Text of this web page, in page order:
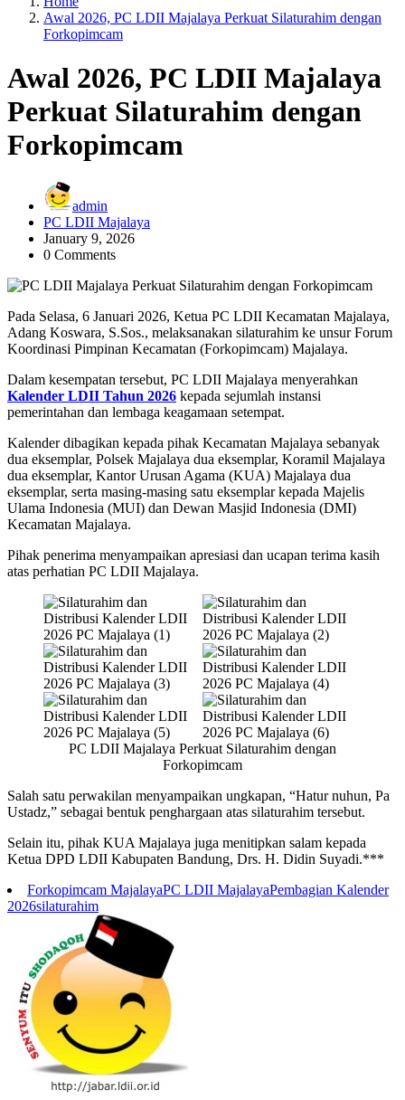
Awal 2026, PC LDII Majalaya Perkuat Silaturahim dengan
Forkopimcam
Awal 2026, PC LDII Majalaya
Perkuat Silaturahim dengan
Forkopimcam
admin
PC LDII Majalaya
January 9, 2026
0 Comments
Pada Selasa, 6 Januari 2026, Ketua PC LDII Kecamatan Majalaya,
Adang Koswara, S.Sos., melaksanakan silaturahim ke unsur Forum
Koordinasi Pimpinan Kecamatan (Forkopimcam) Majalaya.
Dalam kesempatan tersebut, PC LDII Majalaya menyerahkan
Kalender LDII Tahun 2026 kepada sejumlah instansi
pemerintahan dan lembaga keagamaan setempat.
Kalender dibagikan kepada pihak Kecamatan Majalaya sebanyak
dua eksemplar, Polsek Majalaya dua eksemplar, Koramil Majalaya
dua eksemplar, Kantor Urusan Agama (KUA) Majalaya dua
eksemplar, serta masing-masing satu eksemplar kepada Majelis
Ulama Indonesia (MUI) dan Dewan Masjid Indonesia (DMI)
Kecamatan Majalaya.
Pihak penerima menyampaikan apresiasi dan ucapan terima kasih
atas perhatian PC LDII Majalaya.
PC LDII Majalaya Perkuat Silaturahim dengan
Forkopimcam
Salah satu perwakilan menyampaikan ungkapan, “Hatur nuhun, Pa
Ustadz,” sebagai bentuk penghargaan atas silaturahim tersebut.
Selain itu, pihak KUA Majalaya juga menitipkan salam kepada
Ketua DPD LDII Kabupaten Bandung, Drs. H. Didin Suyadi.***
Forkopimcam MajalayaPC LDII MajalayaPembagian Kalender
2026silaturahim